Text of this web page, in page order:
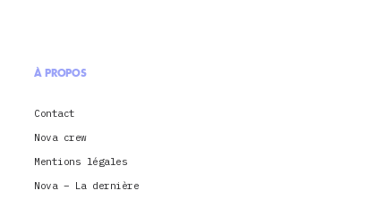
À PROPOS
Contact
Nova crew
Mentions légales
Nova – La dernière